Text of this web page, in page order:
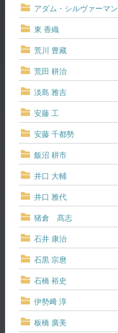
アダム・シルヴァーマン
東 香織
荒川 豊藏
荒田 耕治
淡島 雅吉
安藤 工
安藤 千都勢
飯沼 耕市
井口 大輔
井口 雅代
猪倉 髙志
石井 康治
石黒 宗麿
石橋 裕史
伊勢﨑 淳
板橋 廣美